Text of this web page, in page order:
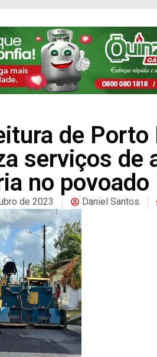
de Porto
serviços de
no povoado
de 2023 Daniel Santos